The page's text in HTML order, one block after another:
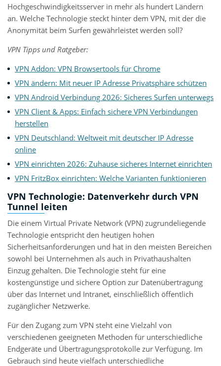
Hochgeschwindigkeitsserver in mehr als hundert Ländern
an. Welche Technologie steckt hinter dem VPN, mit der die
Anonymität beim Surfen gewährleistet werden soll?
VPN Tipps und Ratgeber:
VPN Addon: VPN Browsertools für Chrome
VPN ändern: Mit neuer IP Adresse Privatsphäre schützen
VPN Android Verbindung 2026: Sicheres Surfen unterwegs
VPN Client & Apps: Einfach sichere VPN Verbindungen
herstellen
VPN Deutschland: Weltweit mit deutscher IP Adresse
online
VPN einrichten 2026: Zuhause sicheres Internet einrichten
VPN FritzBox einrichten: Welche Varianten funktionieren
VPN Technologie: Datenverkehr durch VPN
Tunnel leiten
Die einem Virtual Private Network (VPN) zugrundeliegende
Technologie entspricht den heutigen hohen
Sicherheitsanforderungen und hat in den meisten Bereichen
sowohl bei Unternehmen als auch in Privathaushalten
Einzug gehalten. Die Technologie steht für eine
kostengünstige und sichere Option zur Datenübertragung
über das Internet und Intranet, einschließlich öffentlich
zugänglicher Netzwerke.
Für den Zugang zum VPN steht eine Vielzahl von
verschiedenen geeigneten Methoden für unterschiedliche
Endgeräte und Übertragungsprotokolle zur Verfügung. Im
Gebrauch sind heute vielfach unterschiedliche